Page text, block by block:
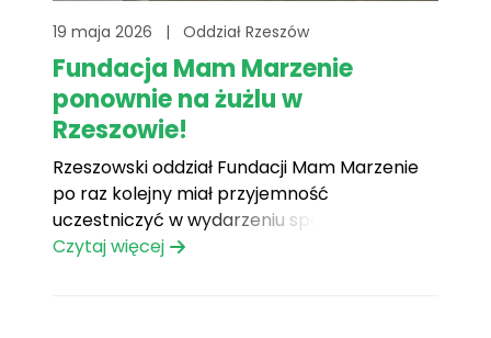
19 maja 2026 | Oddział Rzeszów
Fundacja Mam Marzenie
ponownie na żużlu w
Rzeszowie!
Rzeszowski oddział Fundacji Mam Marzenie
po raz kolejny miał przyjemność
uczestniczyć w wydarzeniu sportowym
organizowanym na Stadionie Miejskim „STAL”
Czytaj więcej